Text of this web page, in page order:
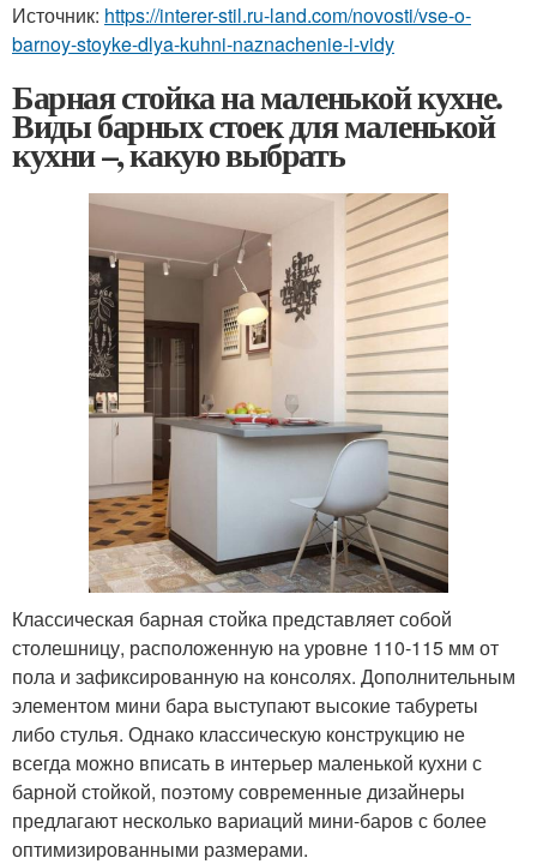
Источник: https://interer-stil.ru-land.com/novosti/vse-o-
barnoy-stoyke-dlya-kuhni-naznachenie-i-vidy
Барная стойка на маленькой кухне.
Виды барных стоек для маленькой
кухни –, какую выбрать
Классическая барная стойка представляет собой
столешницу, расположенную на уровне 110-115 мм от
пола и зафиксированную на консолях. Дополнительным
элементом мини бара выступают высокие табуреты
либо стулья. Однако классическую конструкцию не
всегда можно вписать в интерьер маленькой кухни с
барной стойкой, поэтому современные дизайнеры
предлагают несколько вариаций мини-баров с более
оптимизированными размерами.